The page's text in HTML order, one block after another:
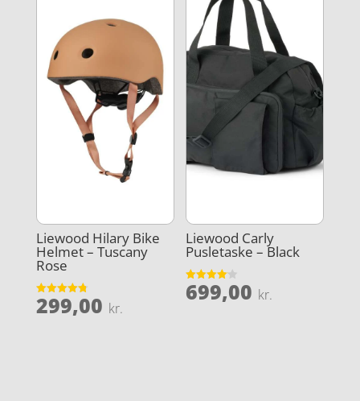
100,00
Liewood Hilary Bike
Helmet – Tuscany
Rose
Vurderet
4.8
299,00 kr.
Liewood Carly
Pusletaske – Black
Vurderet
4.1
699,00 kr.